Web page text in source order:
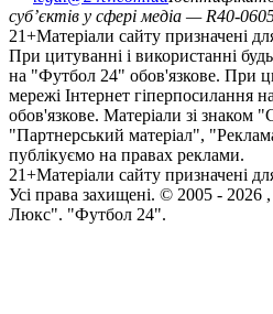
суб’єктів у сфері медіа — R40-
21+Матеріали сайту призначені
При цитуванні і використанні
на "Футбол 24" обов'язкове. При
мережі Інтернет гіперпосилання
обов'язкове. Матеріали зі знаком
"Партнерський матеріал",
публікуємо на правах реклами.
21+Матеріали сайту призначені
Усi права захищенi. © 2005 - 2026
Люкс". "Футбол 24".